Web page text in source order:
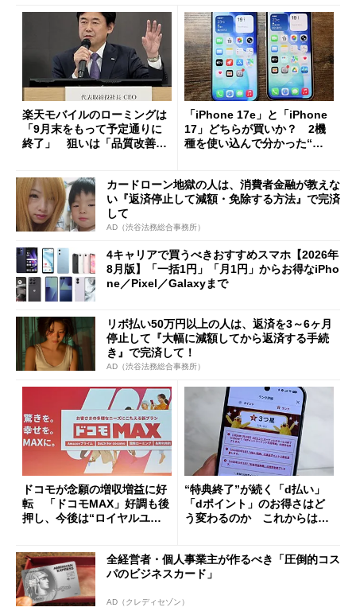
楽天モバイルのローミングは
「9月末をもって予定通りに
終了」 狙いは「品質改善」
も
「iPhone 17e」と「iPhone
17」どちらが買いか？ 2機
種を使い込んで分かった“ス
カードローン地獄の人は、消費者金融が教えな
い『返済停止して減額・免除する方法』で完済
して
AD（渋谷法務総合事務所）
4キャリアで買うべきおすすめスマホ【2026年
8月版】「一括1円」「月1円」からお得なiPho
ne／Pixel／Galaxyまで
リボ払い50万円以上の人は、返済を3～6ヶ月
停止して『大幅に減額してから返済する手続
き』で完済して！
AD（渋谷法務総合事務所）
ドコモが念願の増収増益に好
転 「ドコモMAX」好調も後
押し、今後は“ロイヤルユー
“特典終了”が続く「d払い」
「dポイント」のお得さはど
う変わるのか これからは
全経営者・個人事業主が作るべき「圧倒的コス
パのビジネスカード」
AD（クレディセゾン）